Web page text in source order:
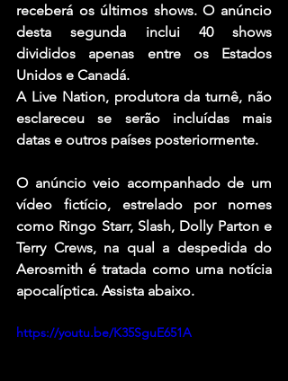
receberá os últimos shows. O anúncio
desta segunda inclui 40 shows
divididos apenas entre os Estados
Unidos e Canadá.
A Live Nation, produtora da turnê, não
esclareceu se serão incluídas mais
datas e outros países posteriormente.
O anúncio veio acompanhado de um
vídeo fictício, estrelado por nomes
como Ringo Starr, Slash, Dolly Parton e
Terry Crews, na qual a despedida do
Aerosmith é tratada como uma notícia
apocalíptica. Assista abaixo.
https://youtu.be/K35SguE651A